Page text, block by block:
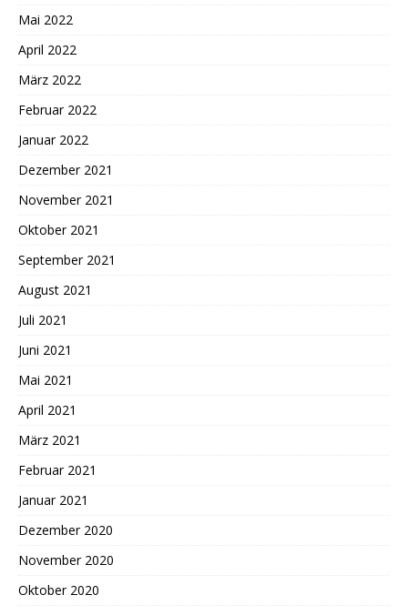
Mai 2022
April 2022
März 2022
Februar 2022
Januar 2022
Dezember 2021
November 2021
Oktober 2021
September 2021
August 2021
Juli 2021
Juni 2021
Mai 2021
April 2021
März 2021
Februar 2021
Januar 2021
Dezember 2020
November 2020
Oktober 2020